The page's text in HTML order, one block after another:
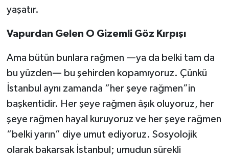
yaşatır.
Vapurdan Gelen O Gizemli Göz Kırpışı
Ama bütün bunlara rağmen —ya da belki tam da
bu yüzden— bu şehirden kopamıyoruz. Çünkü
İstanbul aynı zamanda “her şeye rağmen”in
başkentidir. Her şeye rağmen âşık oluyoruz, her
şeye rağmen hayal kuruyoruz ve her şeye rağmen
“belki yarın” diye umut ediyoruz. Sosyolojik
olarak bakarsak İstanbul; umudun sürekli